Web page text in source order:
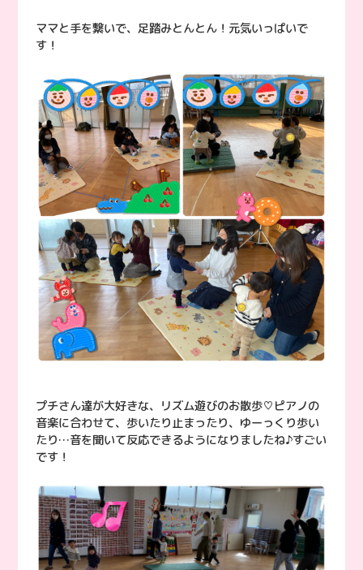
ママと手を繋いで、足踏みとんとん！元気いっぱいで
す！
プチさん達が大好きな、リズム遊びのお散歩♡ピアノの
音楽に合わせて、歩いたり止まったり、ゆーっくり歩い
たり…音を聞いて反応できるようになりましたね♪すごい
です！